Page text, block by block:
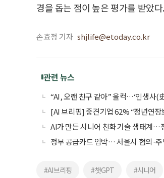
경을 돕는 점이 높은 평가를 받았다.
손효정 기자 shjlife@etoday.co.kr
관련 뉴스
“AI, 오랜 친구 같아” 울컥…‘인생사(
[AI 브리핑] 중견기업 62% “정년연장
AI가 만든 시니어 친화 기술 생태계…
정부 공급카드 임박… 서울시 협의·주
#AI브리핑 #챗GPT #시니어